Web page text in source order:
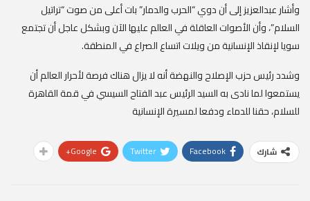
وأشار عبدالعزيز إلى أن دوي “الحرب والدمار” بات أعلى من صوت “تراتيل
السلام”، وأن الأصوات العاقلة في العالم عليها الآن وبشكل عاجل أن تجتمع
سويا لإنقاذ الإنسانية من ويلات اتساع الصراع في المنطقة.
وشدد رئيس حزب الإصلاح والنهضة أنه لا يزال هناك فرصة لأحرار العالم أن
يستمعوا لما نادى به السيد الرئيس عبد الفتاح السيسي في قمة القاهرة
للسلام، حقنا للدماء ودفعا لمسيرة الإنسانية
شارك Facebook
Twitter
Google+